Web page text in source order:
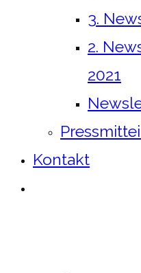
3.
2.
2021
Kontakt